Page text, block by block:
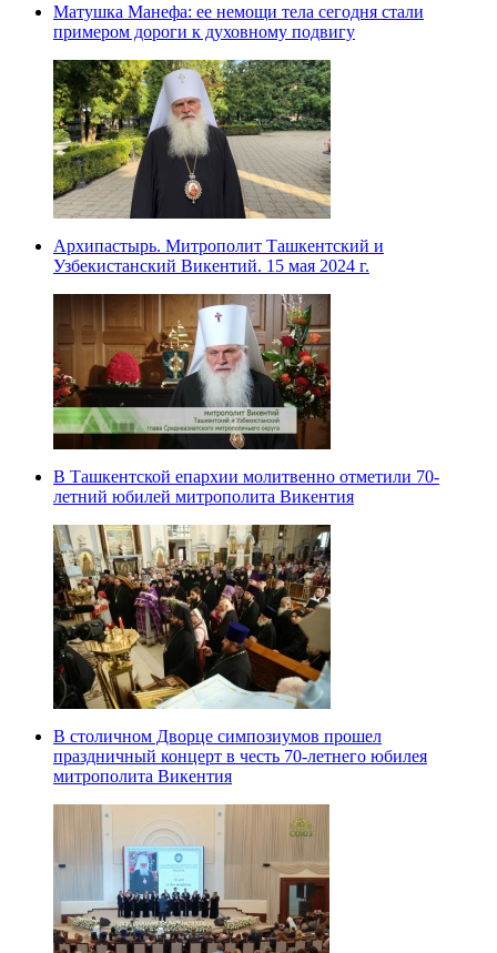
Матушка Манефа: ее немощи тела сегодня стали
примером дороги к духовному подвигу
Архипастырь. Митрополит Ташкентский и
Узбекистанский Викентий. 15 мая 2024 г.
В Ташкентской епархии молитвенно отметили 70-
летний юбилей митрополита Викентия
В столичном Дворце симпозиумов прошел
праздничный концерт в честь 70-летнего юбилея
митрополита Викентия